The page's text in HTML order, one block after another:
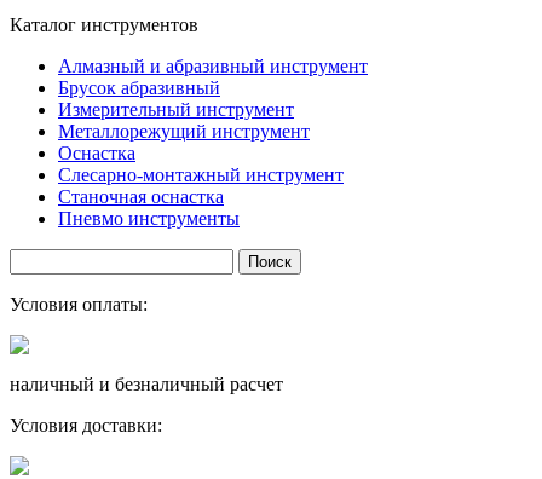
Каталог инструментов
Алмазный и абразивный инструмент
Брусок абразивный
Измерительный инструмент
Металлорежущий инструмент
Оснастка
Слесарно-монтажный инструмент
Станочная оснастка
Пневмо инструменты
Условия оплаты:
наличный и безналичный расчет
Условия доставки: